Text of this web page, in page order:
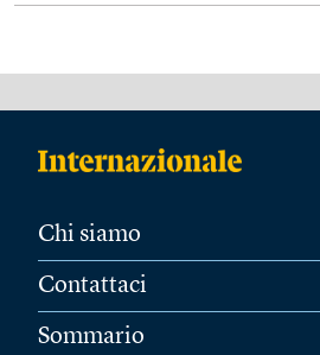
Chi siamo
Contattaci
Sommario